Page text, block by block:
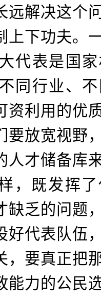
远解决这个
上下功夫。
代表是国
同行业、
资利用的优
要放宽视野
人才储备库
，既发挥
缺乏的问题
好代表队伍
，要真正把
能力的公民